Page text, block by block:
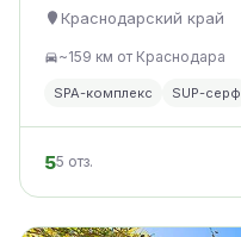
Краснодарский край
~159 км от Краснодара
SPA-комплекс SUP-серф
55 отз.